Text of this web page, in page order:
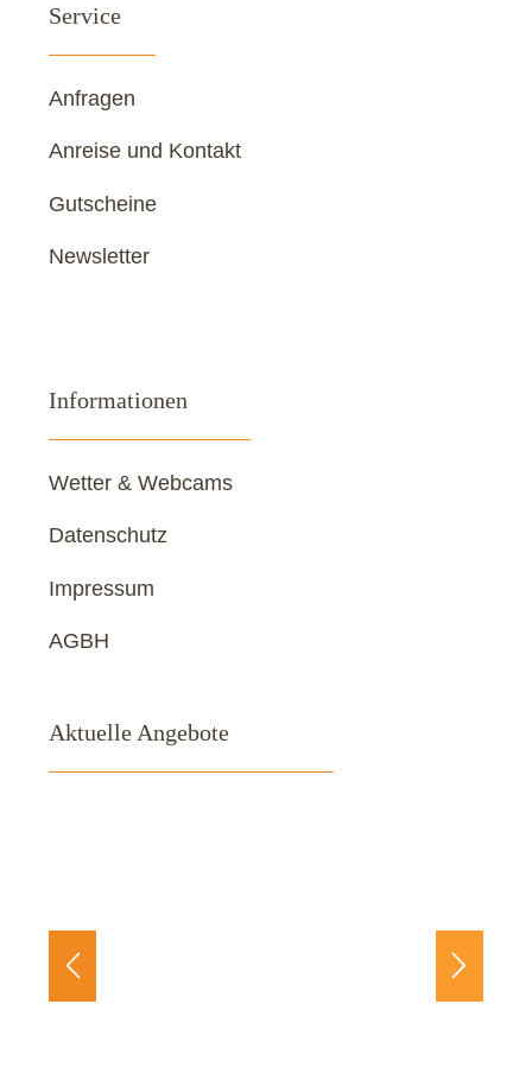
Service
Anfragen
Anreise und Kontakt
Gutscheine
Newsletter
Informationen
Wetter & Webcams
Datenschutz
Impressum
AGBH
Aktuelle Angebote